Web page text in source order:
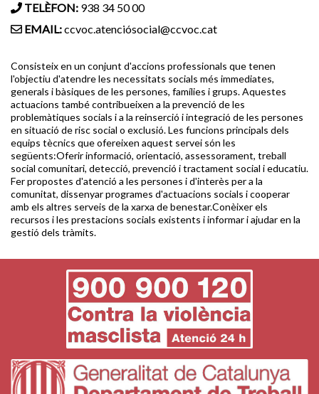
TELÈFON: 938 34 50 00
EMAIL:ccvoc.atenciósocial@ccvoc.cat
Consisteix en un conjunt d'accions professionals que tenen
l'objectiu d'atendre les necessitats socials més immediates,
generals i bàsiques de les persones, famílies i grups. Aquestes
actuacions també contribueixen a la prevenció de les
problemàtiques socials i a la reinserció i integració de les persones
en situació de risc social o exclusió. Les funcions principals dels
equips tècnics que ofereixen aquest servei són les
següents:Oferir informació, orientació, assessorament, treball
social comunitari, detecció, prevenció i tractament social i educatiu.
Fer propostes d'atenció a les persones i d'interès per a la
comunitat, dissenyar programes d'actuacions socials i cooperar
amb els altres serveis de la xarxa de benestar.Conèixer els
recursos i les prestacions socials existents i informar i ajudar en la
gestió dels tràmits.